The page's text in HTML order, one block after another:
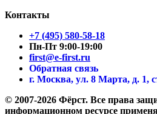
Контакты
+7 (495) 580-58-18
Пн-Пт 9:00-19:00
first@e-first.ru
Обратная связь
г. Москва, ул. 8 Марта, д. 1,
© 2007-2026 Фёрст. Все права
информационном ресурсе